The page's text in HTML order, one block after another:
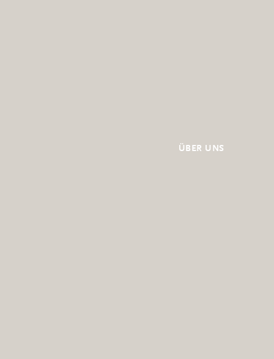
ÜBER UNS